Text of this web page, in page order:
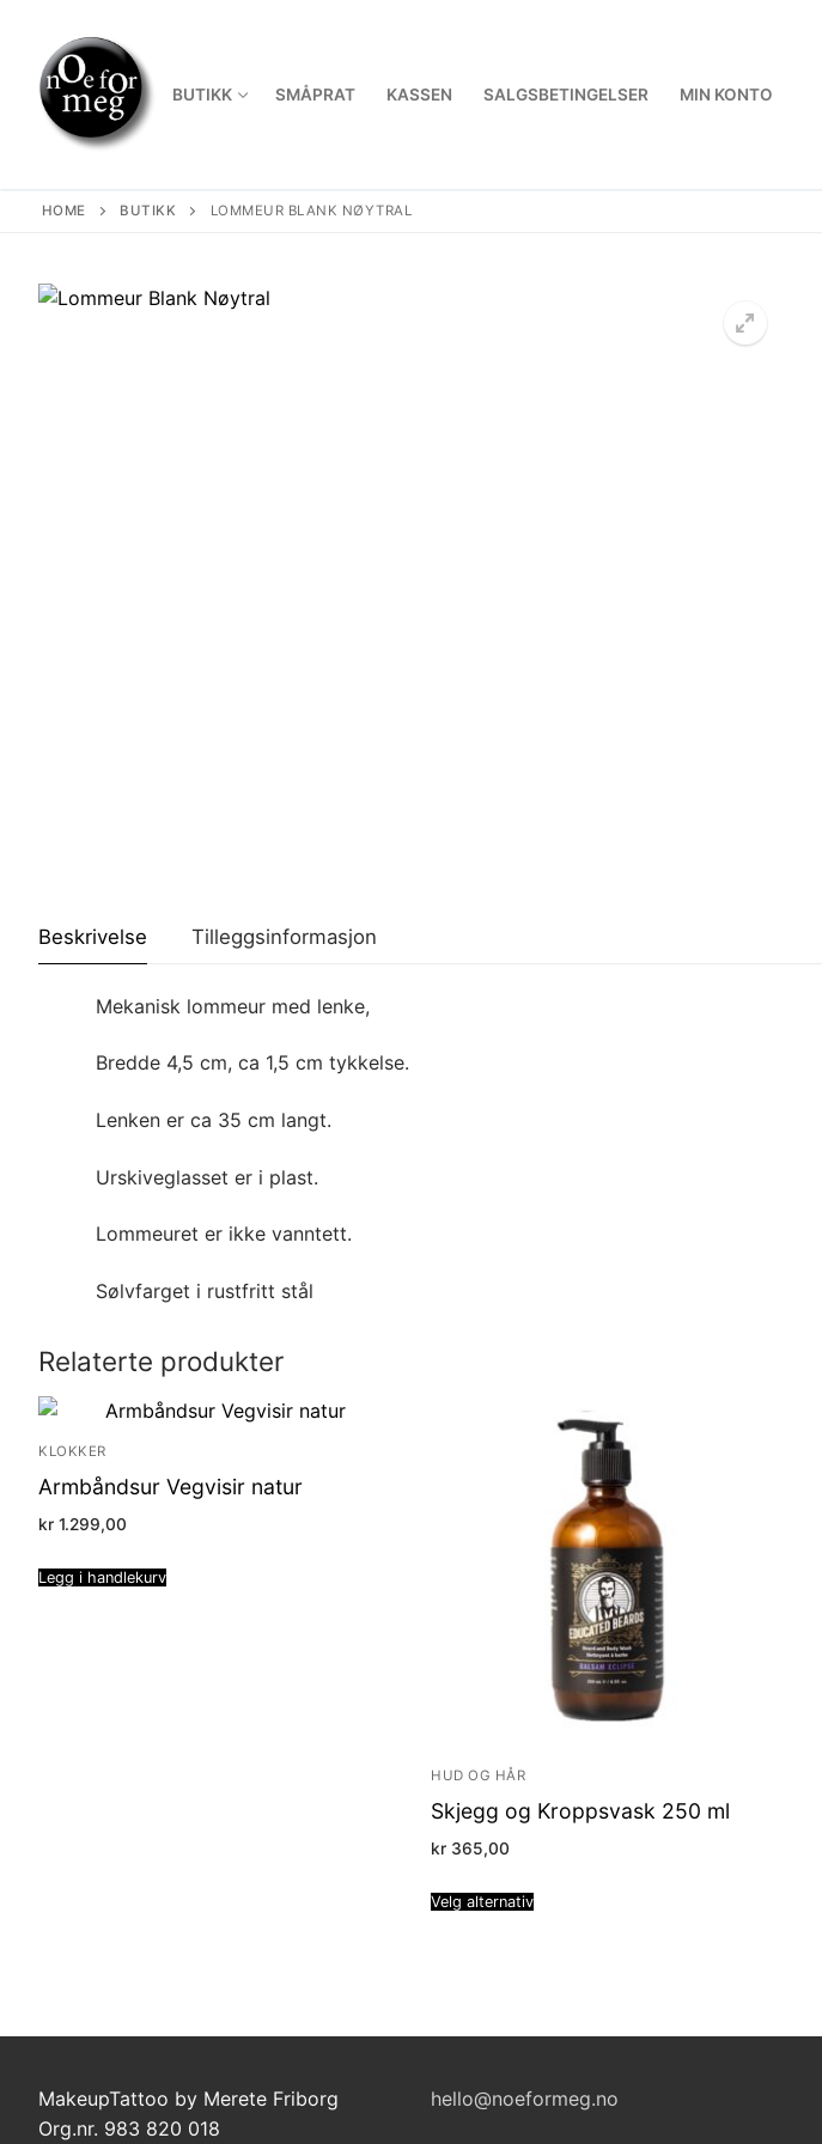
content
BUTIKK SMÅPRAT KASSEN SALGSBETINGELSER MIN KONTO
HOME BUTIKK LOMMEUR BLANK NØYTRAL
Beskrivelse Tilleggsinformasjon
Mekanisk lommeur med lenke,
Bredde 4,5 cm, ca 1,5 cm tykkelse.
Lenken er ca 35 cm langt.
Urskiveglasset er i plast.
Lommeuret er ikke vanntett.
Sølvfarget i rustfritt stål
Relaterte produkter
KLOKKER
Armbåndsur Vegvisir natur
kr 1.299,00
Legg i handlekurv
HUD OG HÅR
Skjegg og Kroppsvask 250 ml
kr 365,00
Velg alternativ
MakeupTattoo by Merete Friborg
Org.nr. 983 820 018
hello@noeformeg.no